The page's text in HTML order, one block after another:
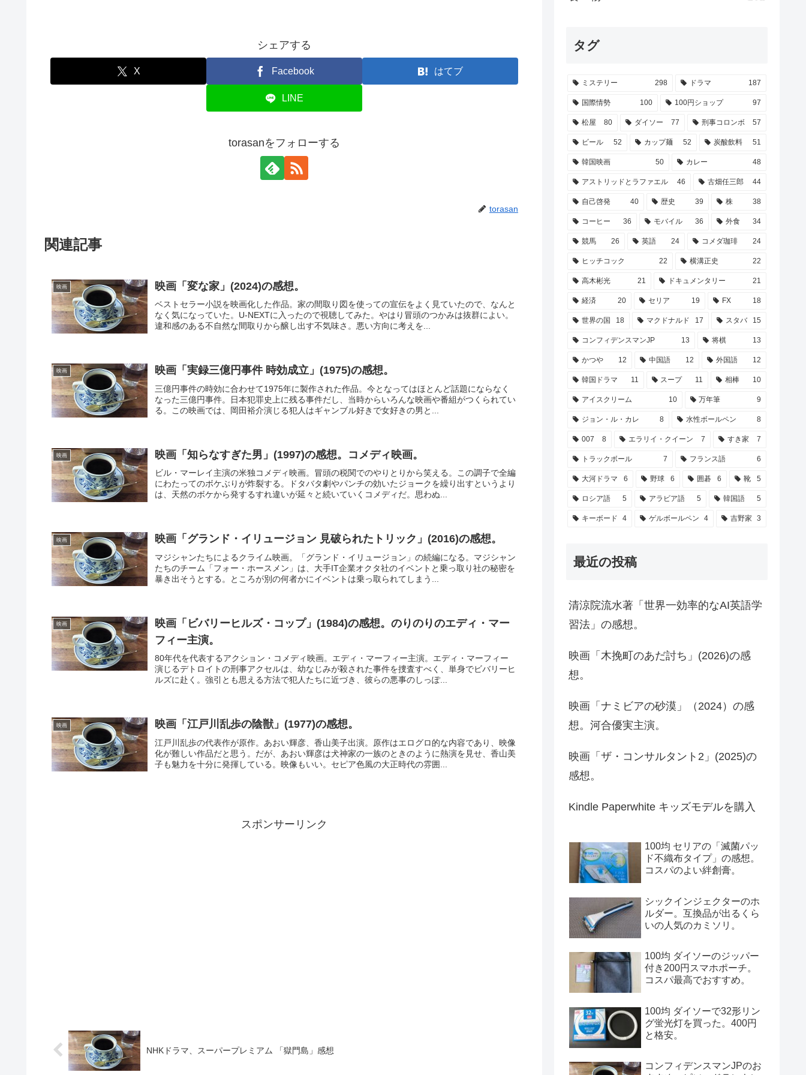
シェアする
X Facebook はてブ
LINE
torasanをフォローする
torasan
関連記事
映画 映画「変な家」(2024)の感想。
ベストセラー小説を映画化した作品。家の間取り図を使っての宣伝をよく見ていたので、なんと
なく気になっていた。U-NEXTに入ったので視聴してみた。やはり冒頭のつかみは抜群によい。
違和感のある不自然な間取りから醸し出す不気味さ。悪い方向に考えを...
映画 映画「実録三億円事件 時効成立」(1975)の感想。
三億円事件の時効に合わせて1975年に製作された作品。今となってはほとんど話題にならなく
なった三億円事件。日本犯罪史上に残る事件だし、当時からいろんな映画や番組がつくられてい
る。この映画では、岡田裕介演じる犯人はギャンブル好きで女好きの男と...
映画 映画「知らなすぎた男」(1997)の感想。コメディ映画。
ビル・マーレイ主演の米独コメディ映画。冒頭の税関でのやりとりから笑える。この調子で全編
にわたってのボケぶりが炸裂する。ドタバタ劇やパンチの効いたジョークを繰り出すというより
は、天然のボケから発するすれ違いが延々と続いていくコメディだ。思わぬ...
映画 映画「グランド・イリュージョン 見破られたトリック」(2016)の感想。
マジシャンたちによるクライム映画。「グランド・イリュージョン」の続編になる。マジシャン
たちのチーム「フォー・ホースメン」は、大手IT企業オクタ社のイベントと乗っ取り社の秘密を
暴き出そうとする。ところが別の何者かにイベントは乗っ取られてしまう...
映画
映画「ビバリーヒルズ・コップ」(1984)の感想。のりのりのエディ・マー
フィー主演。
80年代を代表するアクション・コメディ映画。エディ・マーフィー主演。エディ・マーフィー
演じるデトロイトの刑事アクセルは、幼なじみが殺された事件を捜査すべく、単身でビバリーヒ
ルズに赴く。強引とも思える方法で犯人たちに近づき、彼らの悪事のしっぽ...
映画 映画「江戸川乱歩の陰獣」(1977)の感想。
江戸川乱歩の代表作が原作。あおい輝彦、香山美子出演。原作はエログロ的な内容であり、映像
化が難しい作品だと思う。だが、あおい輝彦は犬神家の一族のときのように熱演を見せ、香山美
子も魅力を十分に発揮している。映像もいい。セピア色風の大正時代の雰囲...
スポンサーリンク
NHKドラマ、スーパープレミアム 「獄門島」感想
タグ
ミステリー 298 ドラマ 187
国際情勢 100 100円ショップ 97
松屋 80 ダイソー 77 刑事コロンボ 57
ビール 52 カップ麺 52 炭酸飲料 51
韓国映画 50 カレー 48
アストリッドとラファエル 46 古畑任三郎 44
自己啓発 40 歴史 39 株 38
コーヒー 36 モバイル 36 外食 34
競馬 26 英語 24 コメダ珈琲 24
ヒッチコック 22 横溝正史 22
高木彬光 21 ドキュメンタリー 21
経済 20 セリア 19 FX 18
世界の国 18 マクドナルド 17 スタバ 15
コンフィデンスマンJP 13 将棋 13
かつや 12 中国語 12 外国語 12
韓国ドラマ 11 スープ 11 相棒 10
アイスクリーム 10 万年筆 9
ジョン・ル・カレ 8 水性ボールペン 8
007 8 エラリイ・クイーン 7 すき家 7
トラックボール 7 フランス語 6
大河ドラマ 6 野球 6 囲碁 6 靴 5
ロシア語 5 アラビア語 5 韓国語 5
キーボード 4 ゲルボールペン 4 吉野家 3
最近の投稿
清涼院流水著「世界一効率的なAI英語学
習法」の感想。
映画「木挽町のあだ討ち」(2026)の感
想。
映画「ナミビアの砂漠」（2024）の感
想。河合優実主演。
映画「ザ・コンサルタント2」(2025)の
感想。
Kindle Paperwhite キッズモデルを購入
100均 セリアの「滅菌パッ
ド不織布タイプ」の感想。
コスパのよい絆創膏。
シックインジェクターのホ
ルダー。互換品が出るくら
いの人気のカミソリ。
100均 ダイソーのジッパー
付き200円スマホポーチ。
コスパ最高でおすすめ。
100均 ダイソーで32形リン
グ蛍光灯を買った。400円
と格安。
コンフィデンスマンJPのお